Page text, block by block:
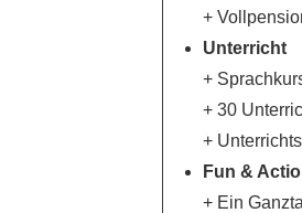
+
Unterricht
+
+ 30
+
Fun &
+ Ein